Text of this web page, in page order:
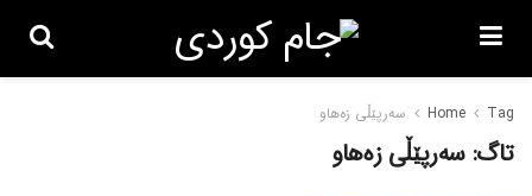
Home Tag سەرپێڵی زەهاو
تاگ: سەرپێڵی زەهاو